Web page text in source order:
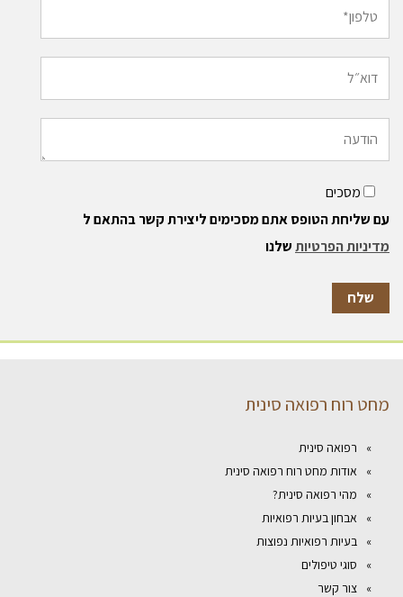
מסכים
עם שליחת הטופס אתם מסכימים ליצירת קשר בהתאם ל
מדיניות הפרטיותשלנו
מחט רוח רפואה סינית
רפואה סינית
אודות מחט רוח רפואה סינית
מהי רפואה סינית?
אבחון בעיות רפואיות
בעיות רפואיות נפוצות
סוגי טיפולים
צור קשר